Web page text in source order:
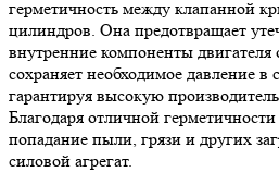
герметичность между клапанной
цилиндров. Она предотвращает
внутренние компоненты двигателя
сохраняет необходимое давление в
гарантируя высокую
Благодаря отличной
попадание пыли, грязи и других
силовой агрегат.